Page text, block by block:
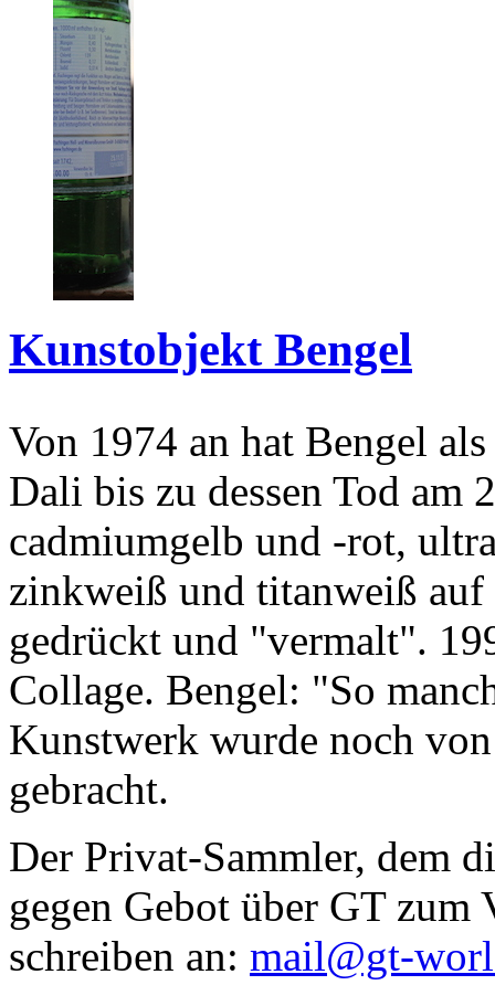
Kunstobjekt Bengel
Von 1974 an hat Bengel
Dali bis zu dessen Tod am
cadmiumgelb und -rot,
zinkweiß und titanweiß
gedrückt und "vermalt".
Collage. Bengel: "So
Kunstwerk wurde noch
gebracht.
Der Privat-Sammler, dem
gegen Gebot über GT zum
schreiben an: mail@gt-